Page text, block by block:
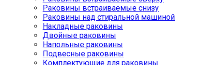
Раковины встраиваемые снизу
Раковины над стиральной машиной
Накладные раковины
Двойные раковины
Напольные раковины
Подвесные раковины
Комплектующие для раковины